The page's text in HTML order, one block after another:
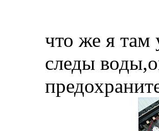
что же я там
следы